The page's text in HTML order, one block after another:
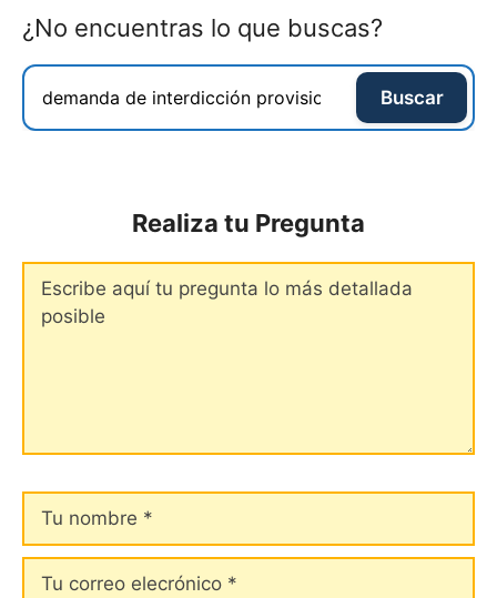
¿No encuentras lo que buscas?
Buscar
Realiza tu Pregunta
nombre
Tu
correo